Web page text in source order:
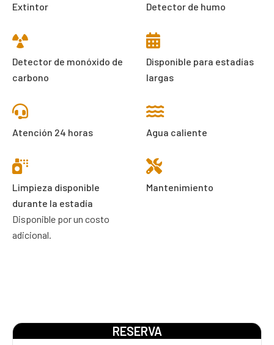
Extintor Detector de humo
Detector de monóxido de
carbono
Disponible para estadías
largas
Atención 24 horas Agua caliente
Limpieza disponible
durante la estadía
Disponible por un costo
adicional.
Mantenimiento
RESERVA